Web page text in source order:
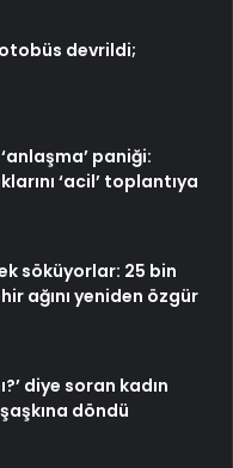
devrildi;
paniği:
‘acil’ toplantıya
söküyorlar: 25 bin
ağını yeniden özgür
diye soran kadın
döndü